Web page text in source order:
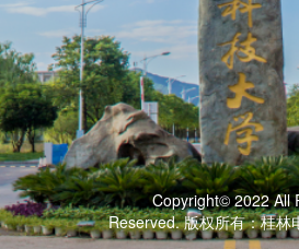
Copyright© 2022 All
Reserved. 版权所有：桂林